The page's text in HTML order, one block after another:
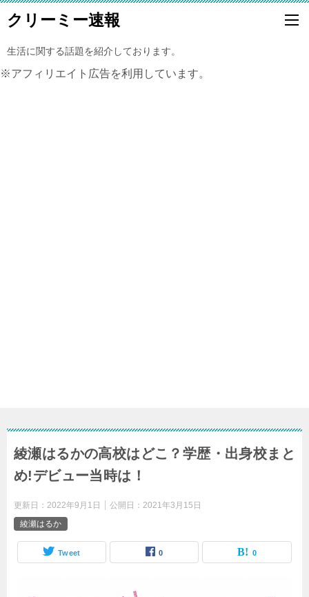
クリーミー速報
生活に関する話題を紹介しております。
※アフィリエイト広告を利用しています。
綾瀬はるかの高校はどこ？学歴・出身校まと
め!デビュー当時は！
更新日： 2022年9月1日 公開日： 2021年3月15日
綾瀬はるか
Tweet 0 0